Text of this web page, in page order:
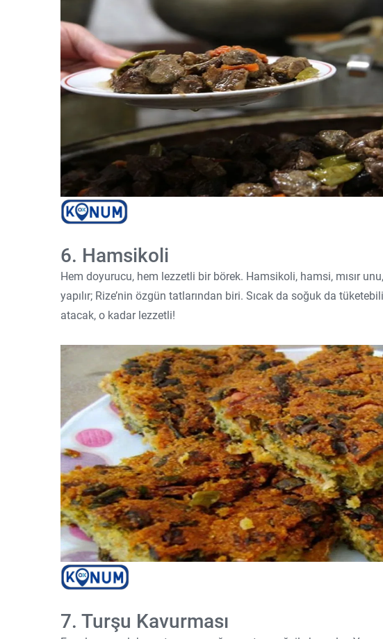
6. Hamsikoli
Hem doyurucu, hem lezzetli bir börek. Hamsikoli, hamsi, mısır
yapılır; Rize’nin özgün tatlarından biri. Sıcak da soğuk da
atacak, o kadar lezzetli!
7. Turşu Kavurması